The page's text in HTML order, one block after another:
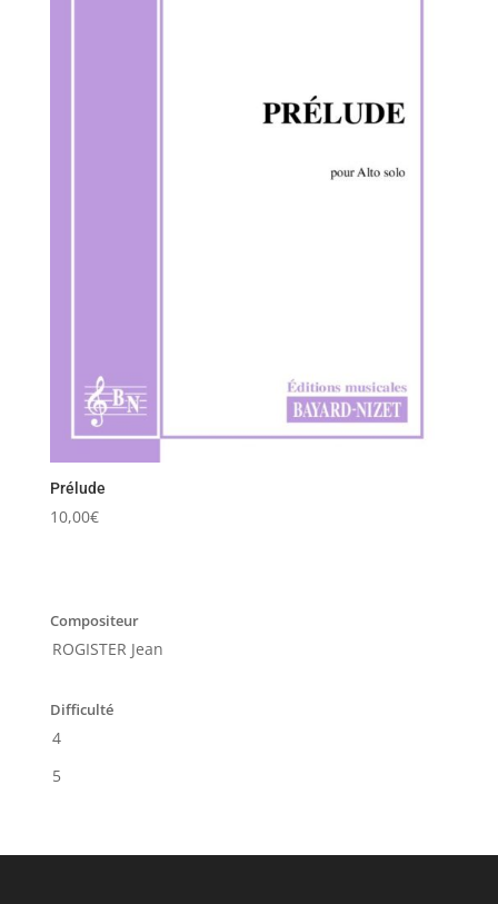
Prélude
10,00€
Compositeur
ROGISTER Jean
Difficulté
4
5